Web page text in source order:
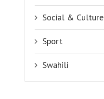
Social & Culture
Sport
Swahili